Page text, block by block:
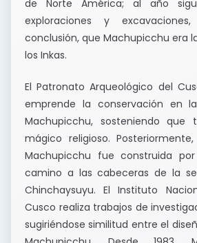
de Norte América; al año
exploraciones y
conclusión, que Machupicchu era
los Inkas.
El Patronato Arqueológico del
emprende la conservación en
Machupicchu, sosteniendo
mágico religioso.
Machupicchu fue construida
camino a las cabeceras de la
Chinchaysuyu. El Instituto
Cusco realiza trabajos de
sugiriéndose similitud entre el